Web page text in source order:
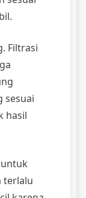
Filtrasi
sesuai
hasil
terlalu